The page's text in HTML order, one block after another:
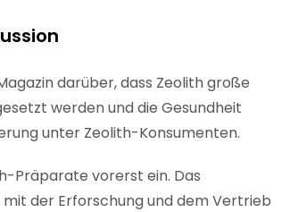
darüber, dass Zeolith große
werden und die Gesundheit
unter Zeolith-Konsumenten.
Präparate vorerst ein. Das
der Erforschung und dem Vertrieb